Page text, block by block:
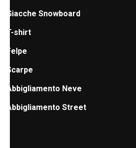
Giacche Snowboard
T-shirt
Felpe
Scarpe
Abbigliamento Neve
Abbigliamento Street